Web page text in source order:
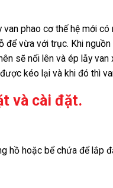
van phao cơ thế hệ mới
để vừa với trục. Khi
sẽ nổi lên và ép lẫy
kéo lại và khi đó thì
và cài đặt.
hồ hoặc bể chứa để lắp